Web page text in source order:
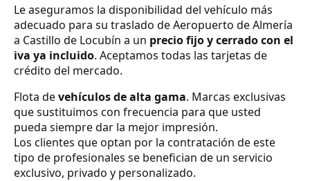
Le aseguramos la disponibilidad del vehículo más
adecuado para su traslado de Aeropuerto de Almería
a Castillo de Locubín a un precio fijo y cerrado con el
iva ya incluido. Aceptamos todas las tarjetas de
crédito del mercado.
Flota devehículos de alta gama. Marcas exclusivas
que sustituimos con frecuencia para que usted
pueda siempre dar la mejor impresión.
Los clientes que optan por la contratación de este
tipo de profesionales se benefician de un servicio
exclusivo, privado y personalizado.